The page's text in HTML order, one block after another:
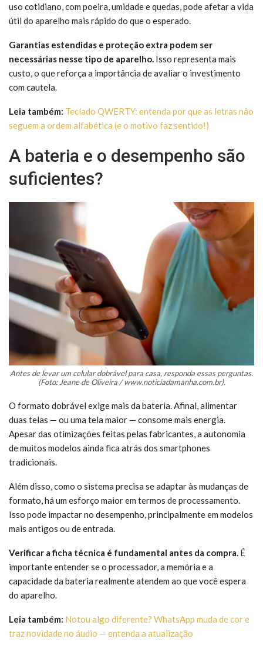
uso cotidiano, com poeira, umidade e quedas, pode afetar a vida
útil do aparelho mais rápido do que o esperado.
Garantias estendidas e proteção extra podem ser
necessárias nesse tipo de aparelho. Isso representa mais
custo, o que reforça a importância de avaliar o investimento
com cautela.
Leia também: Teclado QWERTY: entenda por que as letras não
seguem a ordem alfabética (e o motivo faz sentido!)
A bateria e o desempenho são
suficientes?
Antes de levar um celular dobrável para casa, responda essas perguntas.
(Foto: Jeane de Oliveira / www.noticiadamanha.com.br).
O formato dobrável exige mais da bateria. Afinal, alimentar
duas telas — ou uma tela maior — consome mais energia.
Apesar das otimizações feitas pelas fabricantes, a autonomia
de muitos modelos ainda fica atrás dos smartphones
tradicionais.
Além disso, como o sistema precisa se adaptar às mudanças de
formato, há um esforço maior em termos de processamento.
Isso pode impactar no desempenho, principalmente em modelos
mais antigos ou de entrada.
Verificar a ficha técnica é fundamental antes da compra. É
importante entender se o processador, a memória e a
capacidade da bateria realmente atendem ao que você espera
do aparelho.
Leia também: Notou algo diferente? WhatsApp muda de cor e
traz novidade no áudio — entenda a atualização